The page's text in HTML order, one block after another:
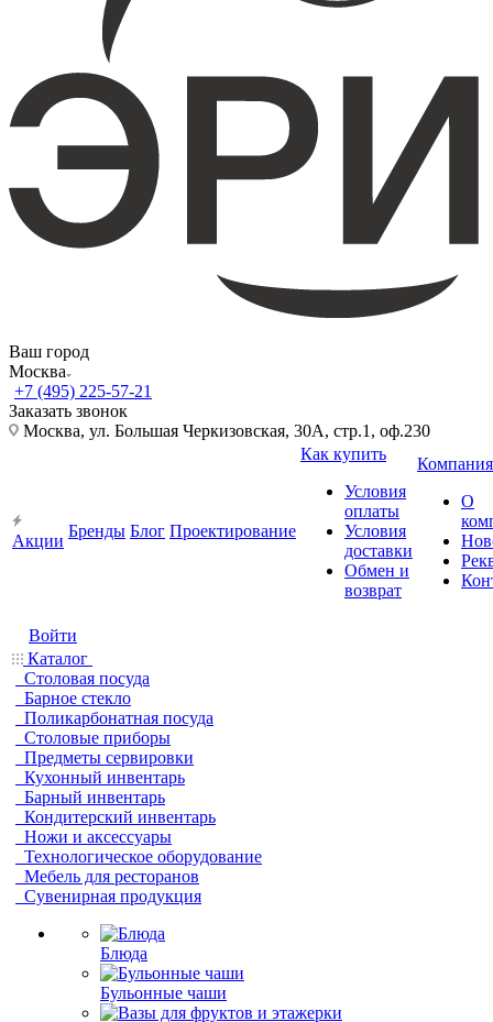
Ваш город
Москва
+7 (495) 225-57-21
Заказать звонок
Москва, ул. Большая Черкизовская, 30А, стр.1, оф.230
Акции
Бренды Блог Проектирование
Как купить
Условия
оплаты
Условия
доставки
Обмен и
возврат
Компания
О
Войти
Каталог
Столовая посуда
Барное стекло
Поликарбонатная посуда
Столовые приборы
Предметы сервировки
Кухонный инвентарь
Барный инвентарь
Кондитерский инвентарь
Ножи и аксессуары
Технологическое оборудование
Мебель для ресторанов
Сувенирная продукция
Блюда
Бульонные чаши